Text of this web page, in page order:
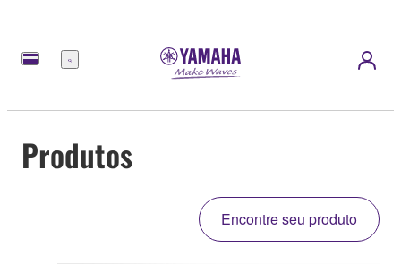
Menu
Produtos
Encontre seu produto